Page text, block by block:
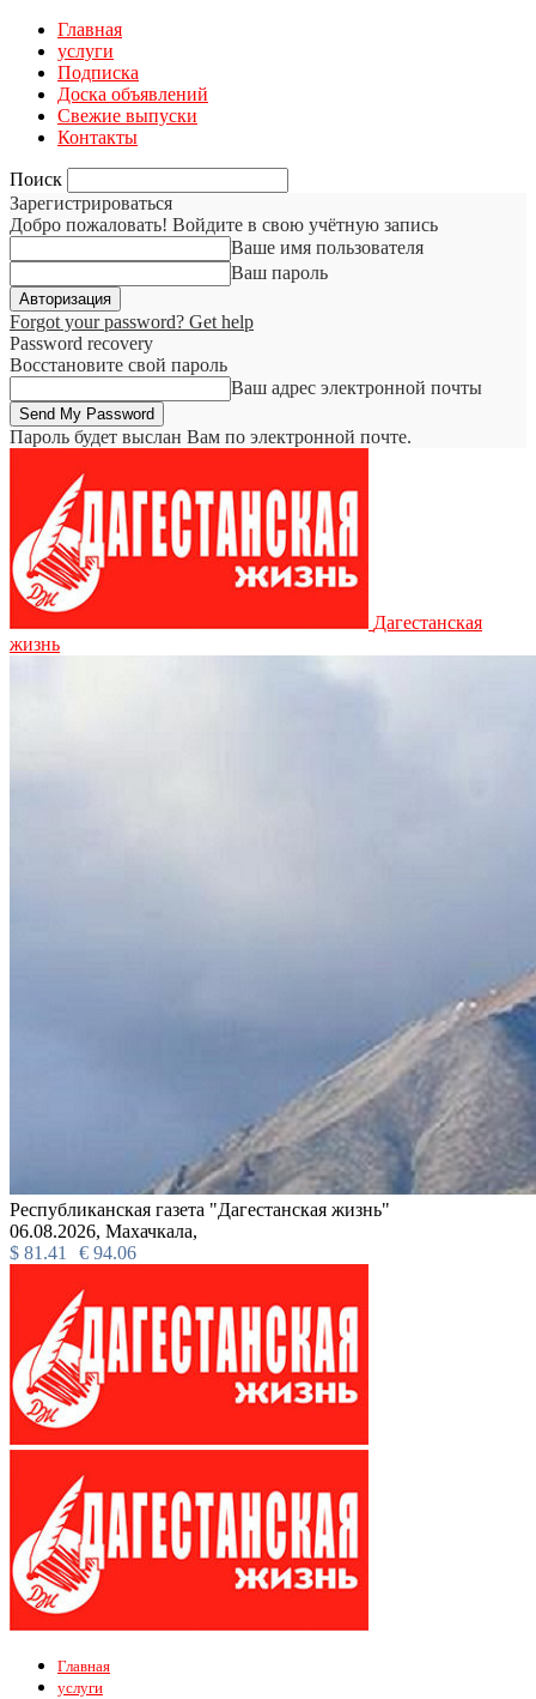
Главная
услуги
Подписка
Доска объявлений
Свежие выпуски
Контакты
Поиск
Зарегистрироваться
Добро пожаловать! Войдите в свою учётную запись
Ваше имя пользователя
Ваш пароль
Forgot your password? Get help
Password recovery
Восстановите свой пароль
Ваш адрес электронной почты
Пароль будет выслан Вам по электронной почте.
Дагестанская
жизнь
Республиканская газета "Дагестанская жизнь"
06.08.2026, Махачкала,
$ 81.41 € 94.06
Главная
услуги